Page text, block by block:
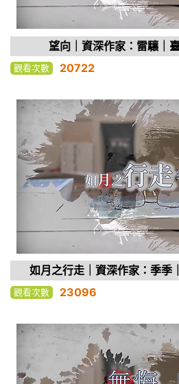
望向｜資深作家：雷驤｜
觀看次數 20722
如月之行走｜資深作家：季季
觀看次數 23096